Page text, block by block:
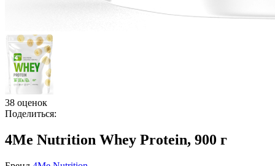
38 оценок
Поделиться:
4Me Nutrition Whey Protein, 900 г